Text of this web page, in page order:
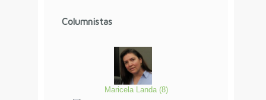
Columnistas
Maricela Landa (8)